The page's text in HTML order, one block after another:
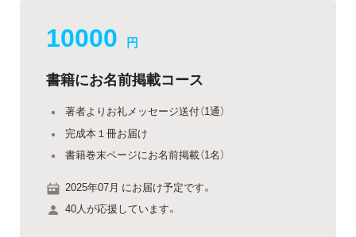
10000 円
書籍にお名前掲載コース
著者よりお礼メッセージ送付（1通）
完成本１冊お届け
書籍巻末ページにお名前掲載（1名）
2025年07月 にお届け予定です。
40人が応援しています。